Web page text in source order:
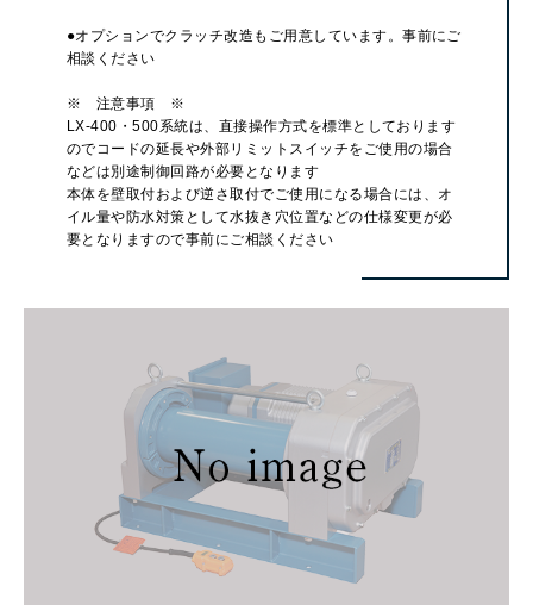
●オプションでクラッチ改造もご用意しています。事前にご
相談ください
※ 注意事項 ※
LX-400・500系統は、直接操作方式を標準としております
のでコードの延長や外部リミットスイッチをご使用の場合
などは別途制御回路が必要となります
本体を壁取付および逆さ取付でご使用になる場合には、オ
イル量や防水対策として水抜き穴位置などの仕様変更が必
要となりますので事前にご相談ください